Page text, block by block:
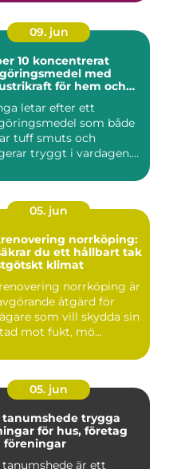
09. jun
med
för hem och
letar efter ett
som både
tuff smuts och
tryggt i vardagen.
05. jun
norrköping:
du ett hållbart tak
klimat
norrköping är
åtgärd för
som vill skydda sin
mot fukt, mö...
05. jun
trygga
för hus, företag
föreningar
tanumshede är ett